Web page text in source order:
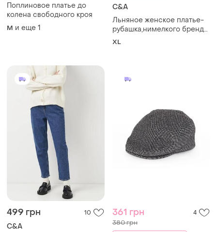
Поплиновое платье до
колена свободного кроя
M и еще 1
C&A
Льняное женское платье-
рубашка,нимелкого бренда
c&amp;a (размер 42 / xl /
XL
499 грн 10
C&A
361 грн 4
380 грн